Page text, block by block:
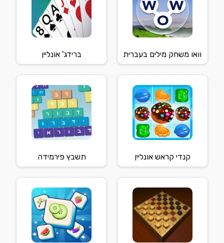
וואו משחק מילים בעברית ברידג' אונליין
קנדי קראש אונליין תשבץ פירמידה